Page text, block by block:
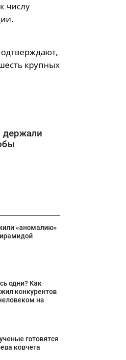
числу
крупных
держали
«аномалию»
одни? Как
конкурентов
на
готовятся
ковчега